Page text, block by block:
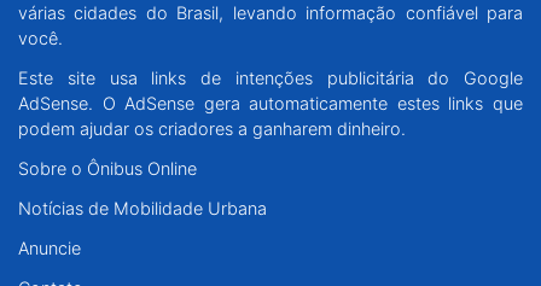
várias cidades do Brasil, levando informação confiável para
você.
Este site usa links de intenções publicitária do Google
AdSense. O AdSense gera automaticamente estes links que
podem ajudar os criadores a ganharem dinheiro.
Sobre o Ônibus Online
Notícias de Mobilidade Urbana
Anuncie